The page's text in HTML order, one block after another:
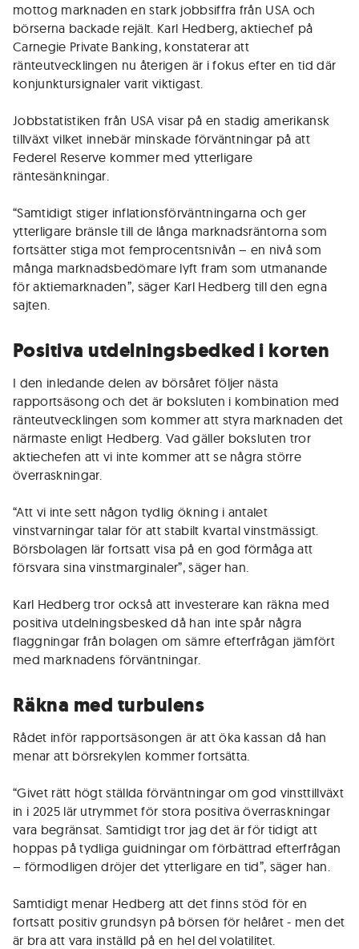
mottog marknaden en stark jobbsiffra från USA och
börserna backade rejält. Karl Hedberg, aktiechef på
Carnegie Private Banking, konstaterar att
ränteutvecklingen nu återigen är i fokus efter en tid där
konjunktursignaler varit viktigast.
Jobbstatistiken från USA visar på en stadig amerikansk
tillväxt vilket innebär minskade förväntningar på att
Federel Reserve kommer med ytterligare
räntesänkningar.
“Samtidigt stiger inflationsförväntningarna och ger
ytterligare bränsle till de långa marknadsräntorna som
fortsätter stiga mot femprocentsnivån – en nivå som
många marknadsbedömare lyft fram som utmanande
för aktiemarknaden”, säger Karl Hedberg till den egna
sajten.
Positiva utdelningsbedked i korten
I den inledande delen av börsåret följer nästa
rapportsäsong och det är boksluten i kombination med
ränteutvecklingen som kommer att styra marknaden det
närmaste enligt Hedberg. Vad gäller boksluten tror
aktiechefen att vi inte kommer att se några större
överraskningar.
“Att vi inte sett någon tydlig ökning i antalet
vinstvarningar talar för att stabilt kvartal vinstmässigt.
Börsbolagen lär fortsatt visa på en god förmåga att
försvara sina vinstmarginaler”, säger han.
Karl Hedberg tror också att investerare kan räkna med
positiva utdelningsbesked då han inte spår några
flaggningar från bolagen om sämre efterfrågan jämfört
med marknadens förväntningar.
Räkna med turbulens
Rådet inför rapportsäsongen är att öka kassan då han
menar att börsrekylen kommer fortsätta.
“Givet rätt högt ställda förväntningar om god vinsttillväxt
in i 2025 lär utrymmet för stora positiva överraskningar
vara begränsat. Samtidigt tror jag det är för tidigt att
hoppas på tydliga guidningar om förbättrad efterfrågan
– förmodligen dröjer det ytterligare en tid”, säger han.
Samtidigt menar Hedberg att det finns stöd för en
fortsatt positiv grundsyn på börsen för helåret - men det
är bra att vara inställd på en hel del volatilitet.